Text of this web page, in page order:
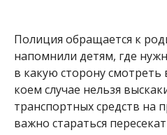
МІТКИ: ДЕТИ, ЖИЗНЬ,
ПРОИСШЕСТВИЕ